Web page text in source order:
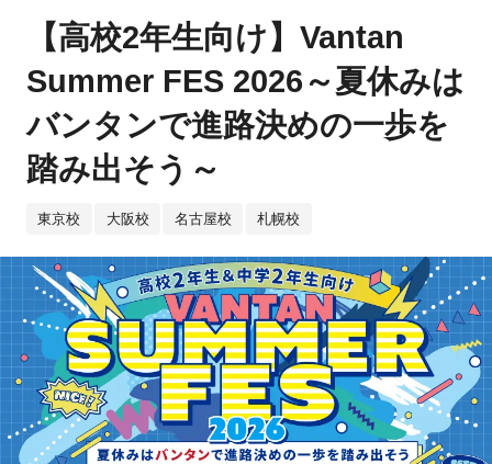
【高校2年生向け】Vantan
Summer FES 2026～夏休みは
バンタンで進路決めの一歩を
踏み出そう～
東京校 大阪校 名古屋校 札幌校